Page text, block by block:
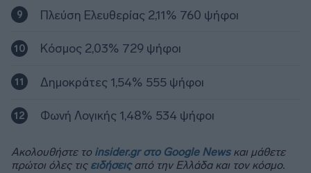
Πλεύση Ελευθερίας 2,11% 760 ψήφοι
Κόσμος 2,03% 729 ψήφοι
Δημοκράτες 1,54% 555 ψήφοι
Φωνή Λογικής 1,48% 534 ψήφοι
Ακολουθήστε το insider.gr στο Google Newsκαι μάθετε
πρώτοι όλες τις ειδήσειςαπό την Ελλάδα και τον κόσμο.